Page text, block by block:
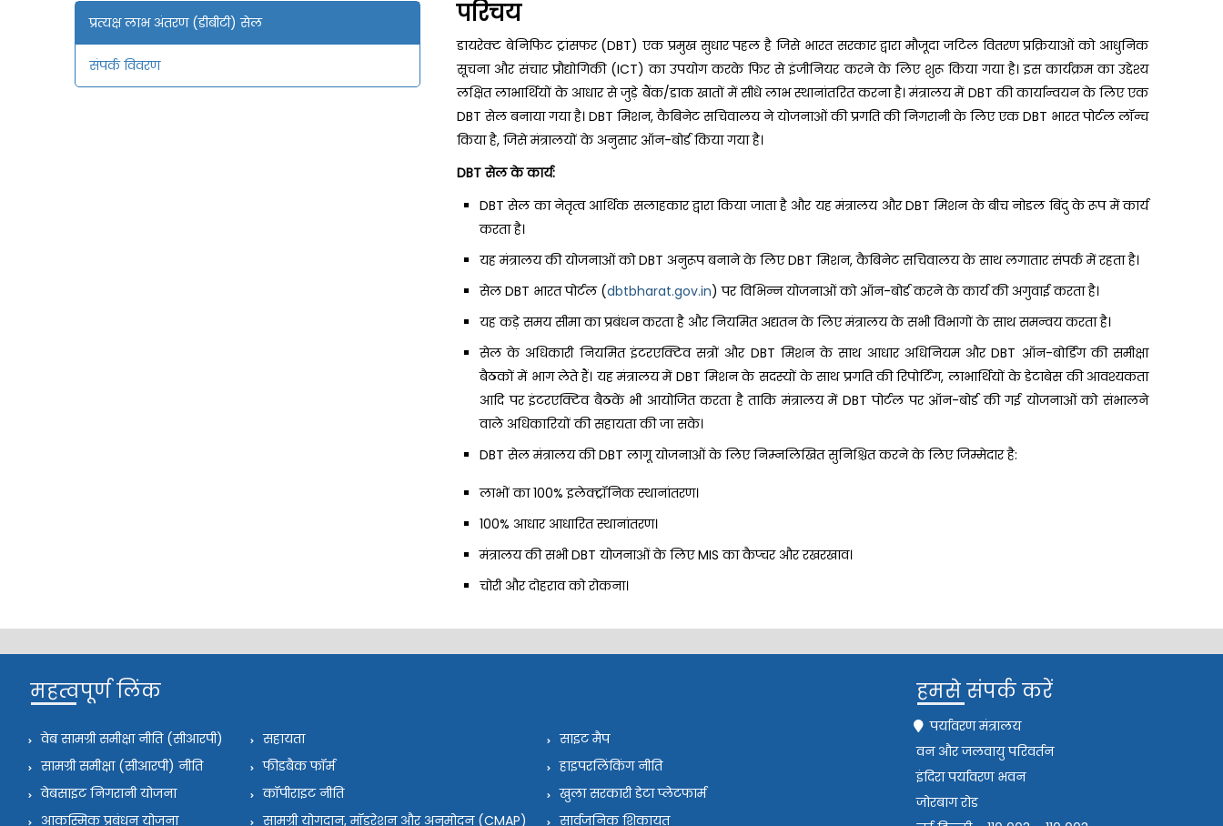
प्रत्यक्ष लाभ अंतरण (डीबीटी) सेल
संपर्क विवरण
परिचय
डायरेक्ट बेनिफिट ट्रांसफर (DBT) एक प्रमुख सुधार पहल है जिसे भारत सरकार द्वारा मौजूदा जटिल वितरण प्रक्रियाओं को आधुनिक
सूचना और संचार प्रौद्योगिकी (ICT) का उपयोग करके फिर से इंजीनियर करने के लिए शुरू किया गया है। इस कार्यक्रम का उद्देश्य
लक्षित लाभार्थियों के आधार से जुड़े बैंक/डाक खातों में सीधे लाभ स्थानांतरित करना है। मंत्रालय में DBT की कार्यान्वयन के लिए एक
DBT सेल बनाया गया है। DBT मिशन, कैबिनेट सचिवालय ने योजनाओं की प्रगति की निगरानी के लिए एक DBT भारत पोर्टल लॉन्च
किया है, जिसे मंत्रालयों के अनुसार ऑन-बोर्ड किया गया है।
DBT सेल के कार्य:
DBT सेल का नेतृत्व आर्थिक सलाहकार द्वारा किया जाता है और यह मंत्रालय और DBT मिशन के बीच नोडल बिंदु के रूप में कार्य
करता है।
यह मंत्रालय की योजनाओं को DBT अनुरूप बनाने के लिए DBT मिशन, कैबिनेट सचिवालय के साथ लगातार संपर्क में रहता है।
सेल DBT भारत पोर्टल (dbtbharat.gov.in) पर विभिन्न योजनाओं को ऑन-बोर्ड करने के कार्य की अगुवाई करता है।
यह कड़े समय सीमा का प्रबंधन करता है और नियमित अद्यतन के लिए मंत्रालय के सभी विभागों के साथ समन्वय करता है।
सेल के अधिकारी नियमित इंटरएक्टिव सत्रों और DBT मिशन के साथ आधार अधिनियम और DBT ऑन-बोर्डिंग की समीक्षा
बैठकों में भाग लेते हैं। यह मंत्रालय में DBT मिशन के सदस्यों के साथ प्रगति की रिपोर्टिंग, लाभार्थियों के डेटाबेस की आवश्यकता
आदि पर इंटरएक्टिव बैठकें भी आयोजित करता है ताकि मंत्रालय में DBT पोर्टल पर ऑन-बोर्ड की गई योजनाओं को संभालने
वाले अधिकारियों की सहायता की जा सके।
DBT सेल मंत्रालय की DBT लागू योजनाओं के लिए निम्नलिखित सुनिश्चित करने के लिए जिम्मेदार है:
लाभों का 100% इलेक्ट्रॉनिक स्थानांतरण।
100% आधार आधारित स्थानांतरण।
मंत्रालय की सभी DBT योजनाओं के लिए MIS का कैप्चर और रखरखाव।
चोरी और दोहराव को रोकना।
महत्वपूर्ण लिंक
वेब सामग्री समीक्षा नीति (सीआरपी)
सामग्री समीक्षा (सीआरपी) नीति
वेबसाइट निगरानी योजना
आकस्मिक प्रबंधन योजना
सहायता
फीडबैक फॉर्म
कॉपीराइट नीति
सामग्री योगदान, मॉडरेशन और अनुमोदन (CMAP)
साइट मैप
हाइपरलिंकिंग नीति
खुला सरकारी डेटा प्लेटफार्म
सार्वजनिक शिकायत
हमसे संपर्क करें
पर्यावरण मंत्रालय
वन और जलवायु परिवर्तन
इंदिरा पर्यावरण भवन
जोरबाग रोड